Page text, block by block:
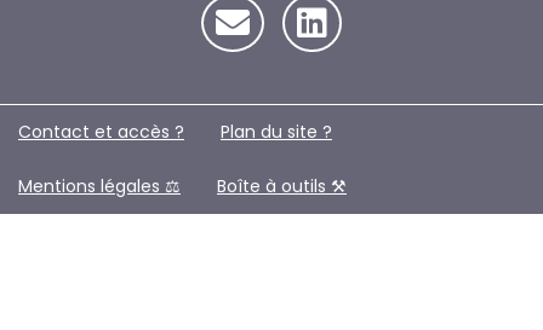
Contact et accès ? Plan du site ?️
Mentions légales ⚖️ Boîte à outils ⚒️